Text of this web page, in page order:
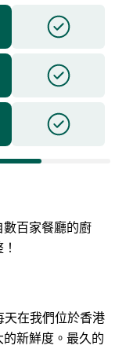
百家餐廳的廚
天在我們位於香港
新鮮度。最久的